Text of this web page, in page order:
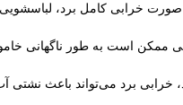
صورت خرابی کامل برد،
ممکن است به طور ناگهانی
خرابی برد می‌تواند باعث نشتی